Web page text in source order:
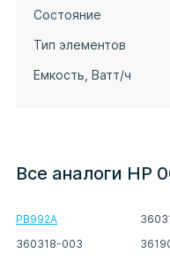
Состояние
Тип элементов
Емкость, Ватт/ч
Все аналоги HP
PB992A
360318-003